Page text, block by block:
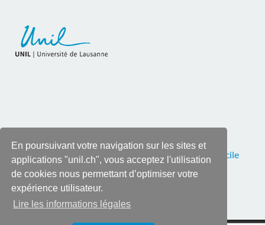
En poursuivant votre navigation sur les sites et
applications "unil.ch", vous acceptez l'utilisation
de cookies nous permettant d’optimiser votre
expérience utilisateur.
Lire les informations légales
Pour toutes corrections ou remarques, contactez
Cécile
Roy
, tél. 021 692 28 90